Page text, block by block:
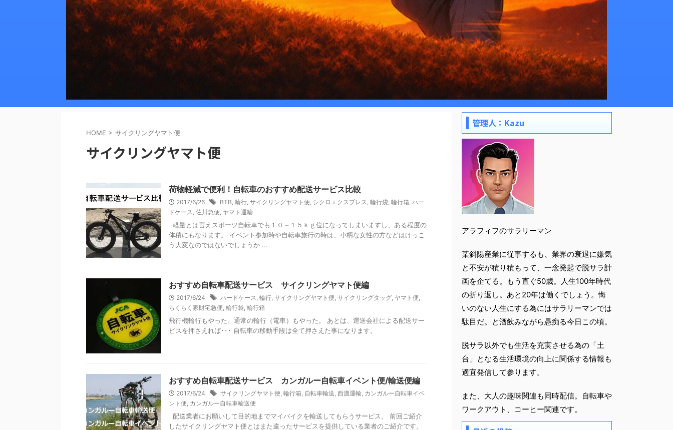
HOME > サイクリングヤマト便
サイクリングヤマト便
荷物軽減で便利！自転車のおすすめ配送サービス比較
2017/6/26 BTB, 輪行, サイクリングヤマト便, シクロエクスプレス, 輪行袋, 輪行箱, ハー
ドケース, 佐川急便, ヤマト運輸
軽量とは言えスポーツ自転車でも１０～１５ｋｇ位になってしまいますし、ある程度の
体積にもなります。 イベント参加時や自転車旅行の時は、小柄な女性の方などはけっこ
う大変なのではないでしょうか ...
おすすめ自転車配送サービス サイクリングヤマト便編
2017/6/24 ハードケース, 輪行, サイクリングヤマト便, サイクリングタッグ, ヤマト便,
らくらく家財宅急便, 輪行袋, 輪行箱
飛行機輪行もやった、通常の輪行（電車）もやった。 あとは、運送会社による配送サー
ビスを押さえれば･･･ 自転車の移動手段は全て押さえた事になります。
おすすめ自転車配送サービス カンガルー自転車イベント便/輸送便編
2017/6/24 サイクリングヤマト便, 輪行箱, 自転車輸送, 西濃運輸, カンガルー自転車イベ
ント便, カンガルー自転車輸送便
配送業者にお願いして目的地までマイバイクを輸送してもらうサービス。 前回ご紹介
したサイクリングヤマト便とはまた違ったサービスを提供している業者のご紹介です。
管理人：Kazu
アラフィフのサラリーマン
某斜陽産業に従事するも、業界の衰退に嫌気
と不安が積り積もって、一念発起で脱サラ計
画を企てる。もう直ぐ50歳。人生100年時代
の折り返し。あと20年は働くでしょう。悔
いのない人生にする為にはサラリーマンでは
駄目だ。と酒飲みながら愚痴る今日この頃。
脱サラ以外でも生活を充実させる為の「土
台」となる生活環境の向上に関係する情報も
適宜発信して参ります。
また、大人の趣味関連も同時配信。自転車や
ワークアウト、コーヒー関連です。